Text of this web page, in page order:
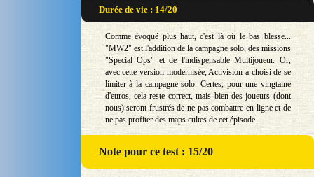
Durée de vie : 14/20
Comme évoqué plus haut, c'est là où le bas blesse...
"MW2" est l'addition de la campagne solo, des missions
"Special Ops" et de l'indispensable Multijoueur. Or,
avec cette version modernisée, Activision a choisi de se
limiter à la campagne solo. Certes, pour une vingtaine
d'euros, cela reste correct, mais bien des joueurs (dont
nous) seront frustrés de ne pas combattre en ligne et de
ne pas profiter des maps cultes de cet épisode.
Notepour ce test : 15/20